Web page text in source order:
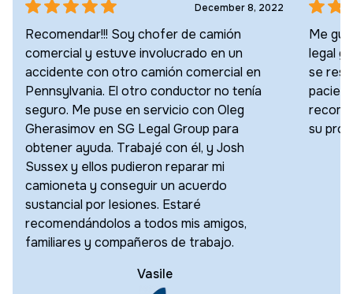
December 8, 2022
Recomendar!!! Soy chofer de camión
comercial y estuve involucrado en un
accidente con otro camión comercial en
Pennsylvania. El otro conductor no tenía
seguro. Me puse en servicio con Oleg
Gherasimov en SG Legal Group para
obtener ayuda. Trabajé con él, y Josh
Sussex y ellos pudieron reparar mi
camioneta y conseguir un acuerdo
sustancial por lesiones. Estaré
recomendándolos a todos mis amigos,
familiares y compañeros de trabajo.
Vasile
Me
legal
se
su